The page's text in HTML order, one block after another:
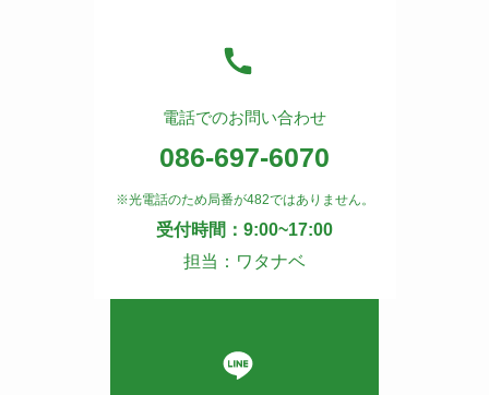
電話でのお問い合わせ
086-697-6070
※光電話のため局番が482ではありません。
受付時間：9:00~17:00
担当：ワタナベ